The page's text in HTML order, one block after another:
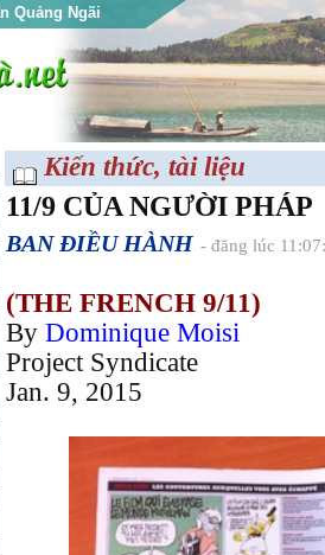
Quảng Ngãi
Kiến thức, tài liệu
11/9 CỦA NGƯỜI PHÁP
BAN ĐIỀU HÀNH - đăng lúc
(THE FRENCH 9/11)
By Dominique Moisi
Project Syndicate
Jan. 9, 2015